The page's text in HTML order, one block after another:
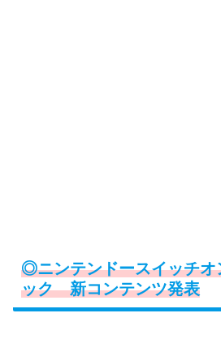
◎ニンテンドースイッチオ
ック 新コンテンツ発表